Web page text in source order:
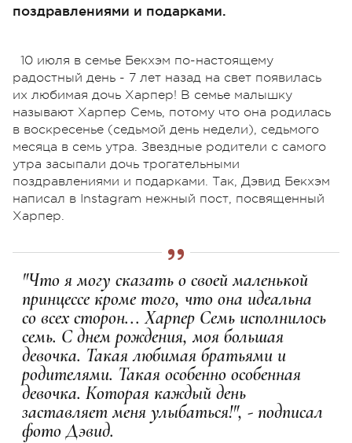
поздравлениями и подарками.
10 июля в семье Бекхэм по-настоящему
радостный день - 7 лет назад на свет появилась
их любимая дочь Харпер! В семье малышку
называют Харпер Семь, потому что она родилась
в воскресенье (седьмой день недели), седьмого
месяца в семь утра. Звездные родители с самого
утра засыпали дочь трогательными
поздравлениями и подарками. Так, Дэвид Бекхэм
написал в Instagram нежный пост, посвященный
Харпер.
"Что я могу сказать о своей маленькой
принцессе кроме того, что она идеальна
со всех сторон... Харпер Семь исполнилось
семь. С днем рождения, моя большая
девочка. Такая любимая братьями и
родителями. Такая особенно особенная
девочка. Которая каждый день
заставляет меня улыбаться!", - подписал
фото Дэвид.